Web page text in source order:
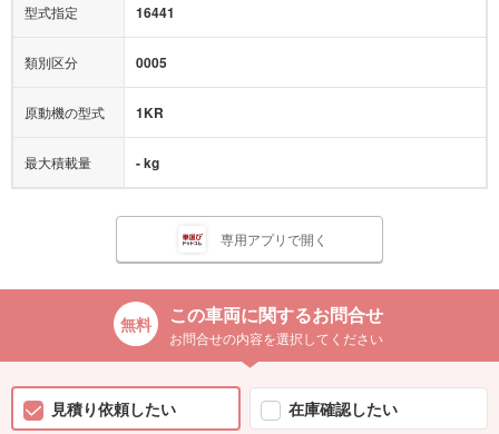
型式指定 16441
類別区分 0005
原動機の型式 1KR
最大積載量 - kg
専用アプリで開く
この車両に関するお問合せ
お問合せの内容を選択してください
見積り依頼したい
在庫確認したい